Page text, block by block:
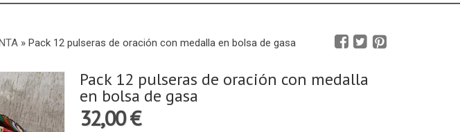
» Pack 12 pulseras de oración con medalla en bolsa de gasa
Pack 12 pulseras de oración con medalla
en bolsa de gasa
32,00 €